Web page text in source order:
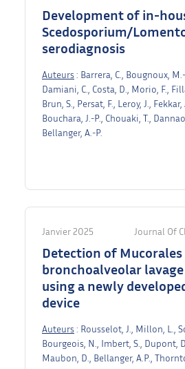
Development of in-
Scedosporium/
serodiagnosis
Auteurs : Barrera, C., Bougnoux,
Damiani, C., Costa, D., Morio, F.,
Brun, S., Persat, F., Leroy, J., Fekkar,
Bouchara, J.-P., Chouaki, T.,
Bellanger, A.-P.
Janvier 2025 Journal Of
Detection of
bronchoalveolar
using a newly
device
Auteurs : Rousselot, J., Millon, L.,
Bourgeois, N., Imbert, S., Dupont,
Maubon, D., Bellanger, A.P.,